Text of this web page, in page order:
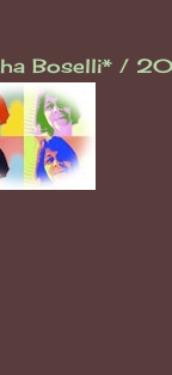
Boselli* /